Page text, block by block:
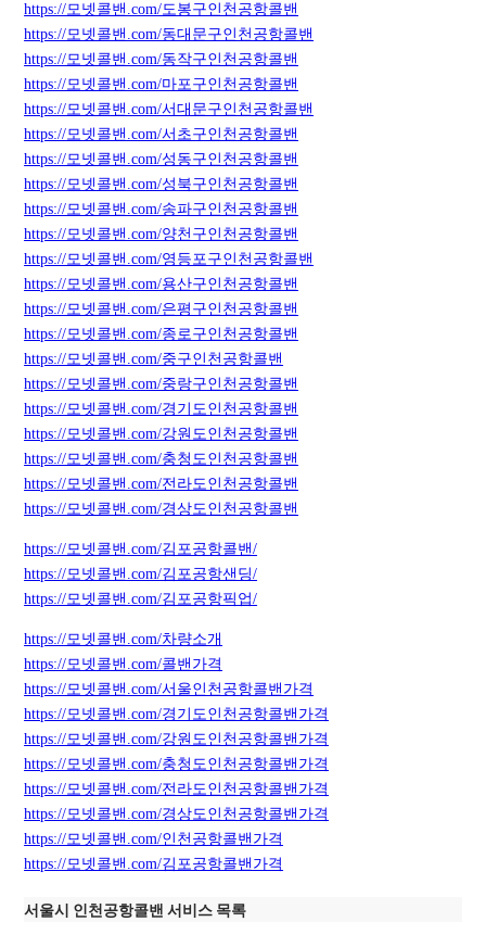
https://모넷콜밴.com/도봉구인천공항콜밴
https://모넷콜밴.com/동대문구인천공항콜밴
https://모넷콜밴.com/동작구인천공항콜밴
https://모넷콜밴.com/마포구인천공항콜밴
https://모넷콜밴.com/서대문구인천공항콜밴
https://모넷콜밴.com/서초구인천공항콜밴
https://모넷콜밴.com/성동구인천공항콜밴
https://모넷콜밴.com/성북구인천공항콜밴
https://모넷콜밴.com/송파구인천공항콜밴
https://모넷콜밴.com/양천구인천공항콜밴
https://모넷콜밴.com/영등포구인천공항콜밴
https://모넷콜밴.com/용산구인천공항콜밴
https://모넷콜밴.com/은평구인천공항콜밴
https://모넷콜밴.com/종로구인천공항콜밴
https://모넷콜밴.com/중구인천공항콜밴
https://모넷콜밴.com/중랑구인천공항콜밴
https://모넷콜밴.com/경기도인천공항콜밴
https://모넷콜밴.com/강원도인천공항콜밴
https://모넷콜밴.com/충청도인천공항콜밴
https://모넷콜밴.com/전라도인천공항콜밴
https://모넷콜밴.com/경상도인천공항콜밴
https://모넷콜밴.com/김포공항콜밴/
https://모넷콜밴.com/김포공항샌딩/
https://모넷콜밴.com/김포공항픽업/
https://모넷콜밴.com/차량소개
https://모넷콜밴.com/콜밴가격
https://모넷콜밴.com/서울인천공항콜밴가격
https://모넷콜밴.com/경기도인천공항콜밴가격
https://모넷콜밴.com/강원도인천공항콜밴가격
https://모넷콜밴.com/충청도인천공항콜밴가격
https://모넷콜밴.com/전라도인천공항콜밴가격
https://모넷콜밴.com/경상도인천공항콜밴가격
https://모넷콜밴.com/인천공항콜밴가격
https://모넷콜밴.com/김포공항콜밴가격
서울시 인천공항콜밴 서비스 목록